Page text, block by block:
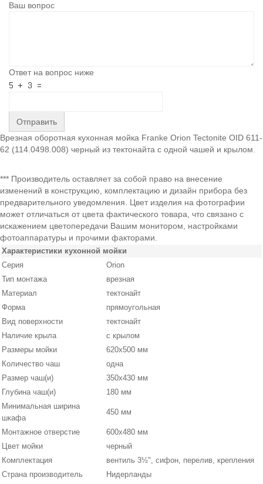
Ваш вопрос
Ответ на вопрос ниже
Отправить
Врезная оборотная кухонная мойка Franke Orion Tectonite OID 611-
62 (114.0498.008) черный из тектонайта с одной чашей и крылом.
*** Производитель оставляет за собой право на внесение
изменений в конструкцию, комплектацию и дизайн прибора без
предварительного уведомления. Цвет изделия на фотографии
может отличаться от цвета фактического товара, что связано с
искажением цветопередачи Вашим монитором, настройками
фотоаппаратуры и прочими факторами.
Характеристики кухонной мойки
Серия
Orion
Тип монтажа
врезная
Материал
тектонайт
Форма
прямоугольная
Вид поверхности
тектонайт
Наличие крыла
с крылом
Размеры мойки
620х500 мм
Количество чаш
одна
Размер чаш(и)
350x430 мм
Глубина чаш(и)
180 мм
Минимальная ширина
шкафа
450 мм
Монтажное отверстие
600х480 мм
Цвет мойки
черный
Комплектация
вентиль 3½", сифон, перелив, крепления
Страна производитель
Нидерланды